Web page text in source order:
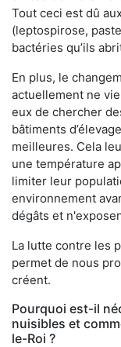
Tout ceci est dû
(leptospirose,
bactéries qu’ils
En plus, le
actuellement ne
eux de chercher
bâtiments
meilleures. Cela
une température
limiter leur
environnement
dégâts et
La lutte contre les
permet de nous
créent.
Pourquoi est-il
nuisibles et
le-Roi ?